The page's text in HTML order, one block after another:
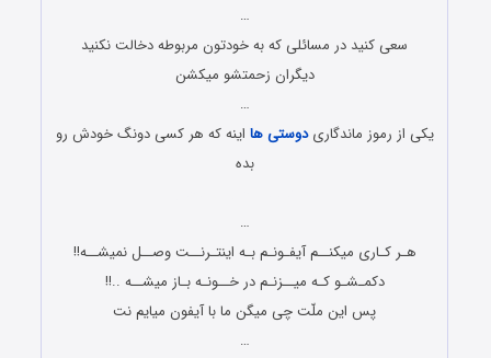
…
سعی کنید در مسائلی که به خودتون مربوطه دخالت نکنید
دیگران زحمتشو میکشن
…
یکی از رموز ماندگاریدوستی ها اینه که هر کسی دونگ خودش رو
بده
…
هـر کـاری میکنــم آیفـونـم بـه اینتـرنــت وصــل نمیشــه!!
دکمـشـو کـه میــزنـم در خــونـه بـاز میشــه ..!!
پس این ملّت چی میگن ما با آیفون میایم نت
…